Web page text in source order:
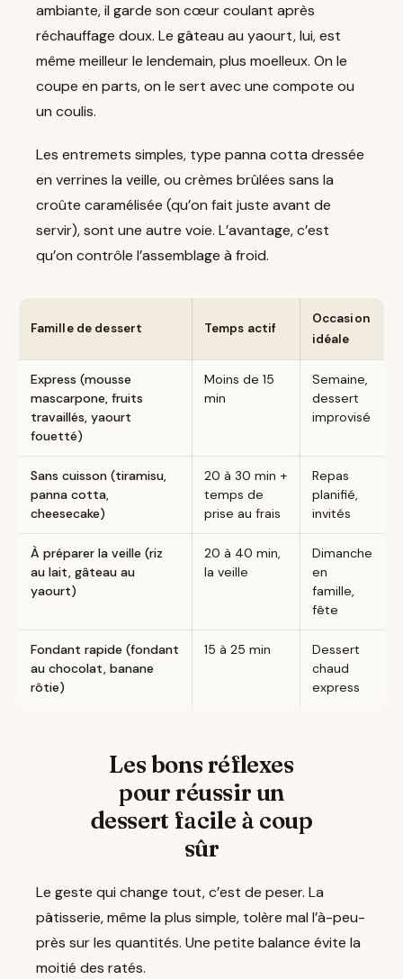
ambiante, il garde son cœur coulant après
réchauffage doux. Le gâteau au yaourt, lui, est
même meilleur le lendemain, plus moelleux. On le
coupe en parts, on le sert avec une compote ou
un coulis.
Les entremets simples, type panna cotta dressée
en verrines la veille, ou crèmes brûlées sans la
croûte caramélisée (qu’on fait juste avant de
servir), sont une autre voie. L’avantage, c’est
qu’on contrôle l’assemblage à froid.
Famille de dessert Temps actif
Occasion
idéale
Express (mousse
mascarpone, fruits
travaillés, yaourt
fouetté)
Moins de 15
min
Semaine,
dessert
improvisé
Sans cuisson (tiramisu,
panna cotta,
cheesecake)
20 à 30 min +
temps de
prise au frais
Repas
planifié,
invités
À préparer la veille (riz
au lait, gâteau au
yaourt)
20 à 40 min,
la veille
Dimanche
en
famille,
fête
Fondant rapide (fondant
au chocolat, banane
rôtie)
15 à 25 min
Dessert
chaud
express
Les bons réflexes
pour réussir un
dessert facile à coup
sûr
Le geste qui change tout, c’est de peser. La
pâtisserie, même la plus simple, tolère mal l’à-peu-
près sur les quantités. Une petite balance évite la
moitié des ratés.